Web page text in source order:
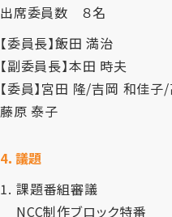
出席委員数 ８名
【委員長】飯田 満治
【副委員長】本田 時夫
【委員】宮田 隆/吉岡 和佳
藤原 泰子
4．議題
1. 課題番組審議
NCC制作ブロック特番